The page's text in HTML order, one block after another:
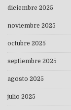
diciembre 2025
noviembre 2025
octubre 2025
septiembre 2025
agosto 2025
julio 2025